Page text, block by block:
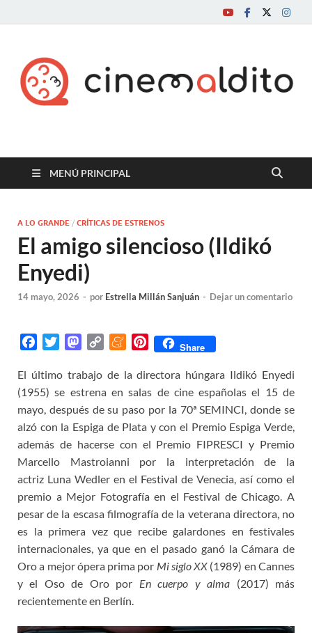
Cine maldito
MENÚ PRINCIPAL
A LO GRANDE / CRÍTICAS DE ESTRENOS
El amigo silencioso (Ildikó
Enyedi)
14 mayo, 2026 - por Estrella Millán Sanjuán - Dejar un comentario
c
e
b
o
o
k
i
t
t
e
r
M
s
t
o
d
o
n
p
y
L
n
k
M
n
e
a
m
e
P
n
t
e
r
e
s
t
Share
El último trabajo de la directora húngara Ildikó Enyedi
(1955) se estrena en salas de cine españolas el 15 de
mayo, después de su paso por la 70ª SEMINCI, donde se
alzó con la Espiga de Plata y con el Premio Espiga Verde,
además de hacerse con el Premio FIPRESCI y Premio
Marcello Mastroianni por la interpretación de la
actriz Luna Wedler en el Festival de Venecia, así como el
premio a Mejor Fotografía en el Festival de Chicago. A
pesar de la escasa filmografía de la veterana directora, no
es la primera vez que recibe galardones en festivales
internacionales, ya que en el pasado ganó la Cámara de
Oro a mejor ópera prima por Mi siglo XX (1989) en Cannes
y el Oso de Oro por En cuerpo y alma (2017) más
recientemente en Berlín.